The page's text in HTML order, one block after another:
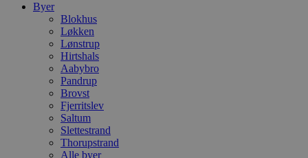
Byer
Blokhus
Løkken
Lønstrup
Hirtshals
Aabybro
Pandrup
Brovst
Fjerritslev
Saltum
Slettestrand
Thorupstrand
Alle byer